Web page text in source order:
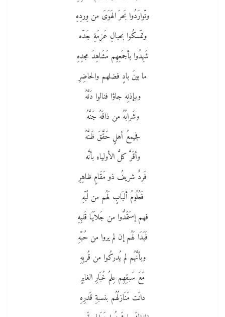
وتّوارَدُوا بَحرَ الهَوَىَ من وِردِهِ
وتمّسكُوا بحبالِ عَزمَةِ جَدّه
شَهِدُوا بأجمَعِهِم مَشَاهِدَ مجدِهِ
ما بينَ بادٍ فضلهم والحاضِرِ
وبإذنِه جاؤا فنالوا دَنَّهُ
وشَرابُهُ من ذاقَهُ جَنَّهُ
فجيمعُ أهلٍ حَقَّقَ ظَنَّهُ
وأقَرَّ كلُّ الأولياءِ بأنَّه
فَردٌ شريفُ ذو مَقَامٍ ظاهِرِ
فَعُلُومُ ألبَابٍ لَهُم من لُبّهِ
فهم إستَمَدُّوا من جَلاَيَا قَلبِهِ
فَبَدَا لَهُم إن لم يروا من حُبّهِ
وبأنَّهُم لم يُدركُوا من قُربِهِ
مَعَ سَبقِهِم عِلمُ غُبَارِ الغابِرِ
دانَت مَنَازلُهُم بنسبةِ قَدرِهِ